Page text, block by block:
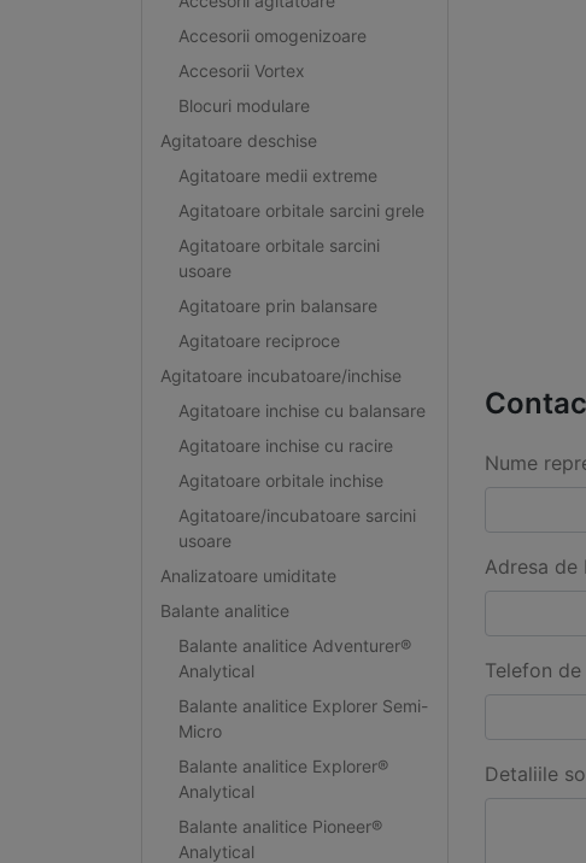
Accesorii omogenizoare
Accesorii Vortex
Blocuri modulare
Agitatoare deschise
Agitatoare medii extreme
Agitatoare orbitale sarcini grele
Agitatoare orbitale sarcini
usoare
Agitatoare prin balansare
Agitatoare reciproce
Agitatoare incubatoare/inchise
Agitatoare inchise cu balansare
Agitatoare inchise cu racire
Agitatoare orbitale inchise
Agitatoare/incubatoare sarcini
usoare
Analizatoare umiditate
Balante analitice
Balante analitice Adventurer®
Analytical
Balante analitice Explorer Semi-
Micro
Balante analitice Explorer®
Analytical
Balante analitice Pioneer®
Analytical
Nume
Adresa de
Telefon
Detaliile